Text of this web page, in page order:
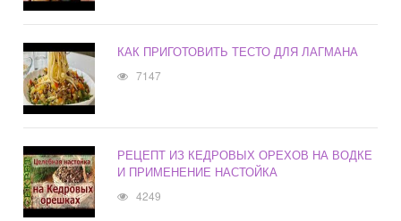
КАК ПРИГОТОВИТЬ ТЕСТО ДЛЯ ЛАГМАНА
7147
РЕЦЕПТ ИЗ КЕДРОВЫХ ОРЕХОВ НА ВОДКЕ
И ПРИМЕНЕНИЕ НАСТОЙКА
4249